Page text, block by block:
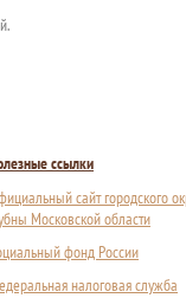
ссылки
сайт городского
Московской области
фонд России
налоговая служба